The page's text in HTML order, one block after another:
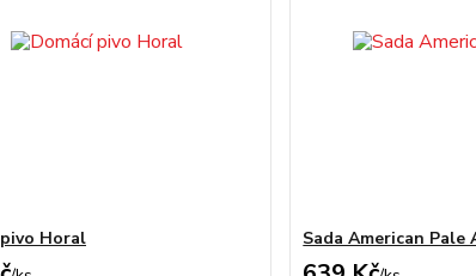
Horal Sada American Pale